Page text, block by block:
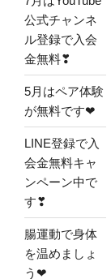
公式チャンネ
ル登録で入会
金無料❣
5月はペア体験
が無料です❤
LINE登録で入
会金無料キャ
ンペーン中で
す❣
腸運動で身体
を温めましょ
う❤